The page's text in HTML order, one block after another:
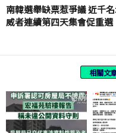
南韓選舉缺票惹爭議 近千
威者連續第四天集會促重選
相關文